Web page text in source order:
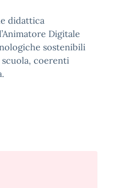
didattica
Digitale
sostenibili
coerenti